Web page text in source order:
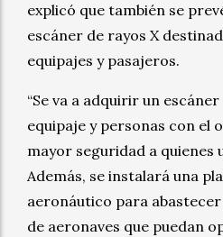
explicó que también se
escáner de rayos X
equipajes y pasajeros.
“Se va a adquirir un
equipaje y personas con el
mayor seguridad a quienes
Además, se instalará una
aeronáutico para
de aeronaves que puedan